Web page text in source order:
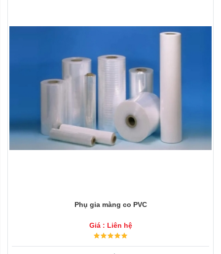
Phụ gia màng co PVC
Giá : Liên hệ